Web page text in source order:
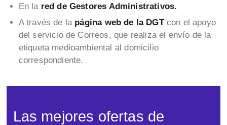
En la red de Gestores Administrativos.
A través de la página web de la DGTcon el apoyo
del servicio de Correos, que realiza el envío de la
etiqueta medioambiental al domicilio
correspondiente.
Las mejores ofertas de